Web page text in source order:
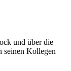
und über die
seinen Kollegen